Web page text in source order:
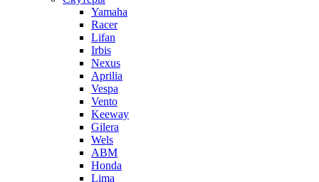
Yamaha
Racer
Lifan
Irbis
Nexus
Aprilia
Vespa
Vento
Keeway
Gilera
Wels
ABM
Honda
Lima